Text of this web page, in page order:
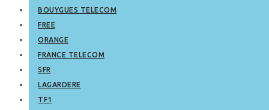
BOUYGUES TELECOM
FREE
ORANGE
FRANCE TELECOM
SFR
LAGARDERE
TF1